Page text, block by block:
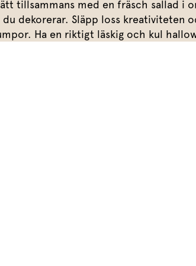
tillsammans med en fräsch sallad i
dekorerar. Släpp loss kreativiteten
Ha en riktigt läskig och kul